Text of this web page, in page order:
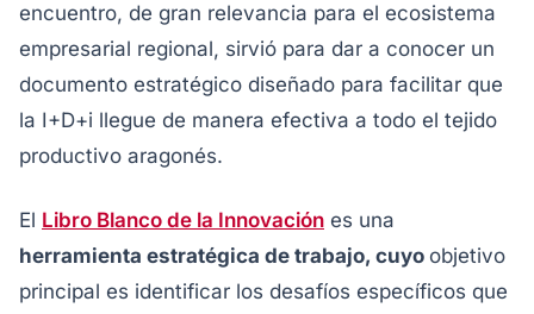
encuentro, de gran relevancia para el ecosistema
empresarial regional, sirvió para dar a conocer un
documento estratégico diseñado para facilitar que
la I+D+i llegue de manera efectiva a todo el tejido
productivo aragonés.
El Libro Blanco de la Innovación es una
herramienta estratégica de trabajo, cuyo objetivo
principal es identificar los desafíos específicos que